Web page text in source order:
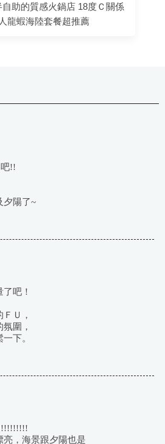
助的質感火鍋店 18度Ｃ關係
龍蝦海陸套餐超推薦
!!
夕陽了~
吧！
Ｕ，
圍，
下。
，海景跟夕陽也是